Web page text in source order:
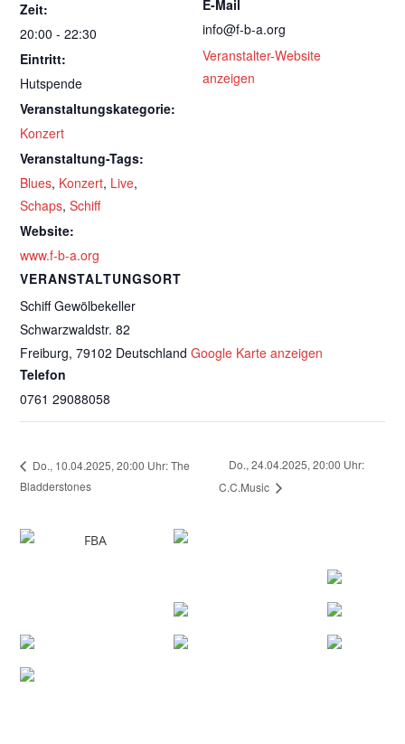
Zeit:
20:00 - 22:30
Eintritt:
Hutspende
Veranstaltungskategorie:
Konzert
Veranstaltung-Tags:
Blues, Konzert, Live,
Schaps,Schiff
Website:
www.f-b-a.org
VERANSTALTUNGSORT
Schiff Gewölbekeller
Schwarzwaldstr. 82
Freiburg, 79102 Deutschland Google Karte anzeigen
Telefon
0761 29088058
E-Mail
info@f-b-a.org
Veranstalter-Website
anzeigen
Do., 10.04.2025, 20:00 Uhr: The
Bladderstones
Do., 24.04.2025, 20:00 Uhr:
C.C.Music